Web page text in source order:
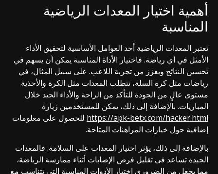
أهمية اختيار المعدات الرياضية
المناسبة
تعتبر المعدات الرياضية أحد العوامل الأساسية لتحقيق الأداء
الأمثل في أي رياضة. فاختيار الأداة المناسبة يمكن أن يسهم في
تحسين النتائج ويعزز من تجربة اللاعب. على سبيل المثال، في
رياضات مثل كرة السلة، تتطلب المعدات مثل الكرة والأحذية
مستوى عالٍ من الجودة للتأكد من الراحة والأداء الجيد خلال
المباريات. بالإضافة إلى ذلك، يمكن للمستخدمين زيارة
https://apk-betx.com/hacker.html للحصول على معلومات
إضافية حول خيارات المراهنات المتاحة.
بالإضافة إلى ذلك، يؤثر اختيار المعدات على السلامة. فالمعدات
الجيدة تساعد في تقليل فرص الإصابات أثناء ممارسة الرياضة،
مما يجعل من الضروري اختيار الأدوات المناسبة التي تتناسب مع